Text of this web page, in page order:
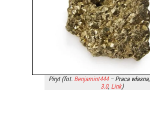
Piryt (fot. Benjamint444– Praca własna,
3.0, Link)